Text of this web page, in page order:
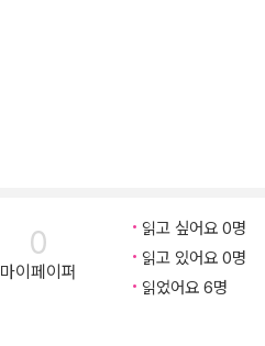
0
마이페이퍼
읽고 싶어요 0명
읽고 있어요 0명
읽었어요 6명